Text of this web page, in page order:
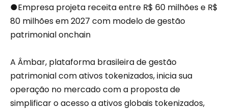
●Empresa projeta receita entre R$ 60 milhões e R$
80 milhões em 2027 com modelo de gestão
patrimonial onchain
A Âmbar, plataforma brasileira de gestão
patrimonial com ativos tokenizados, inicia sua
operação no mercado com a proposta de
simplificar o acesso a ativos globais tokenizados,